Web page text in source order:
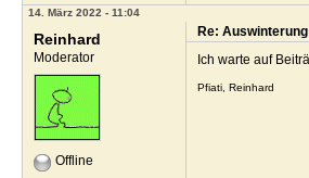
14. März 2022 - 11:04
Reinhard
Moderator
Offline
Re: Auswinterung
Ich warte auf
Pfiati, Reinhard